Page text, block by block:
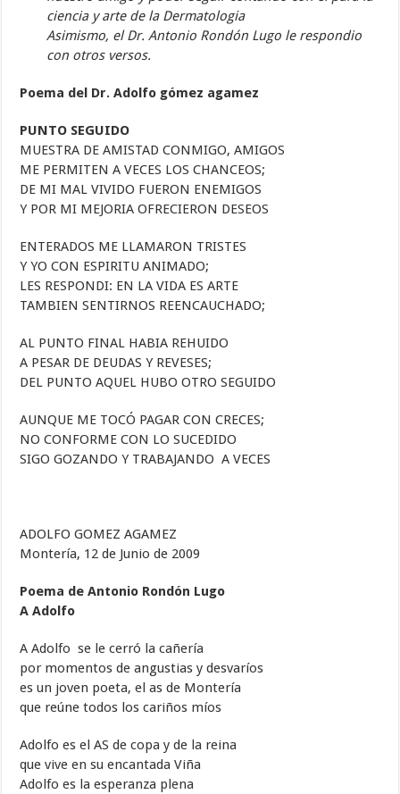
ciencia y arte de la Dermatologia
Asimismo, el Dr. Antonio Rondón Lugo le respondio
con otros versos.
Poema del Dr. Adolfo gómez agamez
PUNTO SEGUIDO
MUESTRA DE AMISTAD CONMIGO, AMIGOS
ME PERMITEN A VECES LOS CHANCEOS;
DE MI MAL VIVIDO FUERON ENEMIGOS
Y POR MI MEJORIA OFRECIERON DESEOS
ENTERADOS ME LLAMARON TRISTES
Y YO CON ESPIRITU ANIMADO;
LES RESPONDI: EN LA VIDA ES ARTE
TAMBIEN SENTIRNOS REENCAUCHADO;
AL PUNTO FINAL HABIA REHUIDO
A PESAR DE DEUDAS Y REVESES;
DEL PUNTO AQUEL HUBO OTRO SEGUIDO
AUNQUE ME TOCÓ PAGAR CON CRECES;
NO CONFORME CON LO SUCEDIDO
SIGO GOZANDO Y TRABAJANDO A VECES
ADOLFO GOMEZ AGAMEZ
Montería, 12 de Junio de 2009
Poema de Antonio Rondón Lugo
A Adolfo
A Adolfo se le cerró la cañería
por momentos de angustias y desvaríos
es un joven poeta, el as de Montería
que reúne todos los cariños míos
Adolfo es el AS de copa y de la reina
que vive en su encantada Viña
Adolfo es la esperanza plena